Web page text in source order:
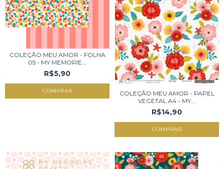
COLEÇÃO MEU AMOR - FOLHA
05 - MY MEMORIE...
R$5,90
COLEÇÃO MEU AMOR - PAPEL
VEGETAL A4 - MY...
R$14,90